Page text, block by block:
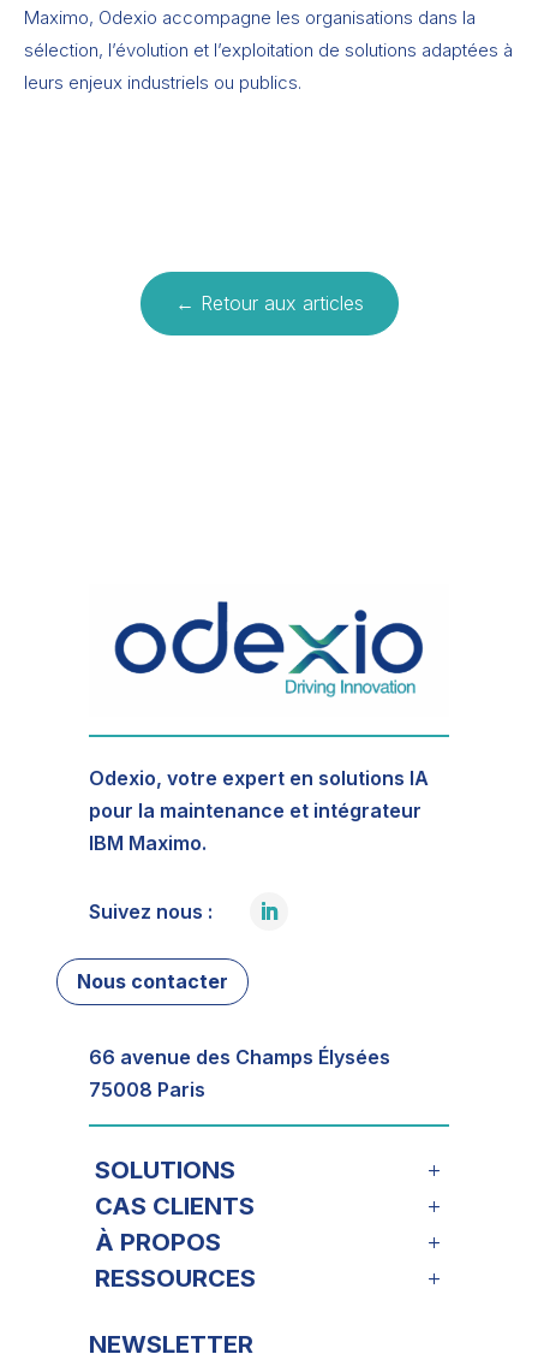
Maximo, Odexio accompagne les organisations dans la
sélection, l’évolution et l’exploitation de solutions adaptées à
leurs enjeux industriels ou publics.
← Retour aux articles
Odexio, votre expert en solutions IA
pour la maintenance et intégrateur
IBM Maximo.
Suivez nous :
Nous contacter
66 avenue des Champs Élysées
75008 Paris
SOLUTIONS
CAS CLIENTS
À PROPOS
RESSOURCES
NEWSLETTER